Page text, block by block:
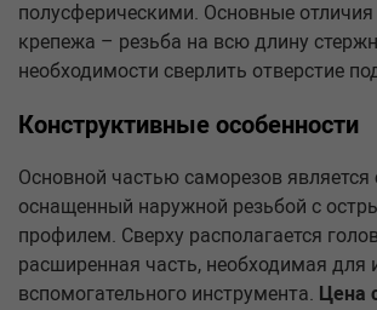
полусферическими. Основные отличия
крепежа – резьба на всю длину
необходимости сверлить отверстие
Конструктивные особенности
Основной частью саморезов является
оснащенный наружной резьбой с
профилем. Сверху располагается
расширенная часть, необходимая для
вспомогательного инструмента. Цена